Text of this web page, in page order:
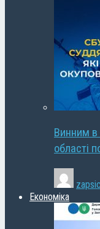
Винним в
області
Економіка